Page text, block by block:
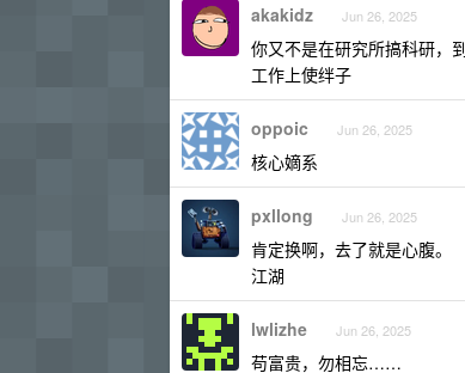
akakidz Jun 26, 2025
你又不是在研究所搞科研，
工作上使绊子
oppoic Jun 26, 2025
核心嫡系
pxllong Jun 26, 2025
肯定换啊，去了就是心腹。
江湖
lwlizhe Jun 26, 2025
苟富贵，勿相忘……